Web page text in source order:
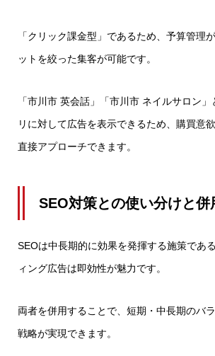
「クリック課金型」であるため、予算管理
ットを絞った集客が可能です。
「市川市 英会話」「市川市 ネイルサロン
リに対して広告を表示できるため、購買意
直接アプローチできます。
SEO対策との使い分けと併
SEOは中長期的に効果を発揮する施策であ
ィング広告は即効性が魅力です。
両者を併用することで、短期・中長期のバ
戦略が実現できます。